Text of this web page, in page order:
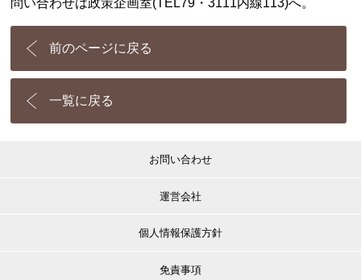
前のページに戻る
一覧に戻る
お問い合わせ
運営会社
個人情報保護方針
免責事項